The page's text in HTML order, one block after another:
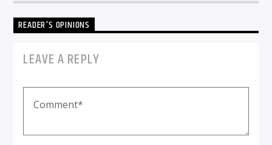
READER'S OPINIONS
LEAVE A REPLY